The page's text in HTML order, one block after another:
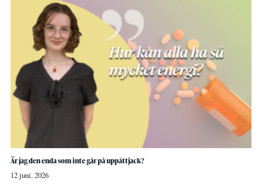
Är jag den enda som inte går på uppåttjack?
12 juni, 2026